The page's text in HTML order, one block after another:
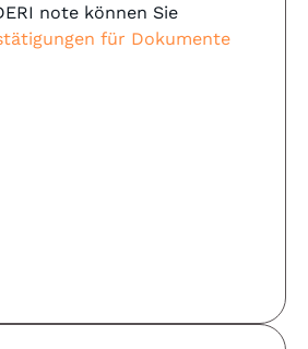
note können Sie
für Dokumente